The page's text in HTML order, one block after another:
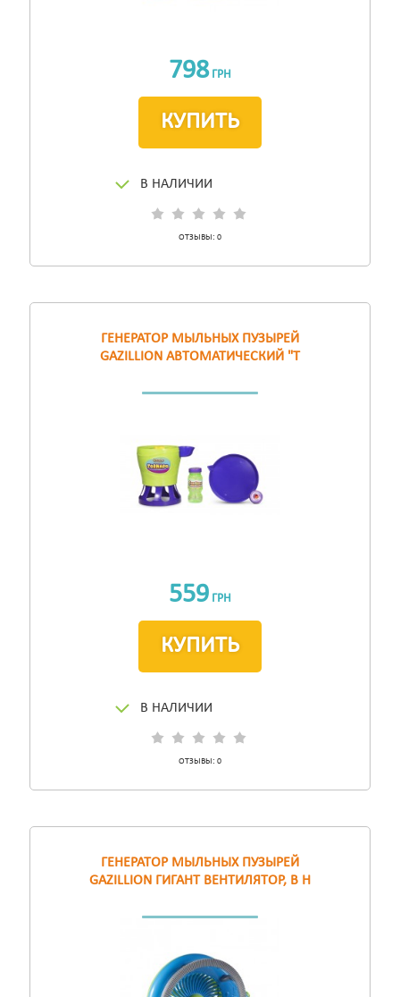
798ГРН
КУПИТЬ
ОТЗЫВЫ: 0
В НАЛИЧИИ
ГЕНЕРАТОР МЫЛЬНЫХ ПУЗЫРЕЙ
GAZILLION АВТОМАТИЧЕСКИЙ "Т
559 ГРН
КУПИТЬ
ОТЗЫВЫ: 0
В НАЛИЧИИ
ГЕНЕРАТОР МЫЛЬНЫХ ПУЗЫРЕЙ
GAZILLION ГИГАНТ ВЕНТИЛЯТОР, В Н